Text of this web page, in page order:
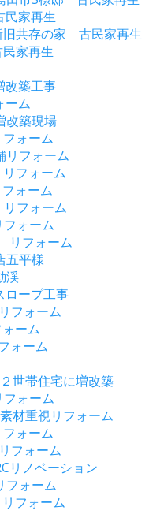
民家再生
共存の家 古民家再生
家再生
築工事
ーム
築現場
ォーム
フォーム
フォーム
ォーム
フォーム
ォーム
フォーム
五平様
渓
ープ工事
フォーム
ーム
ォーム
世帯住宅に増改築
ォーム
材重視リフォーム
ォーム
フォーム
リノベーション
ォーム
フォーム